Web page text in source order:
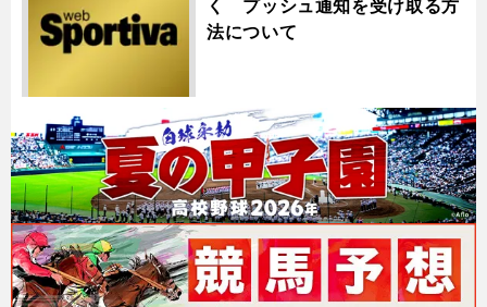
く プッシュ通知を受け取る方
法について